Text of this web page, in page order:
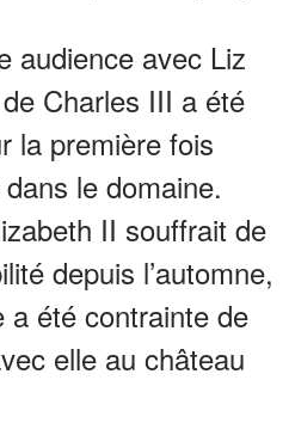
audience avec Liz
Charles III a été
la première fois
le domaine.
II souffrait de
depuis l’automne,
a été contrainte de
elle au château